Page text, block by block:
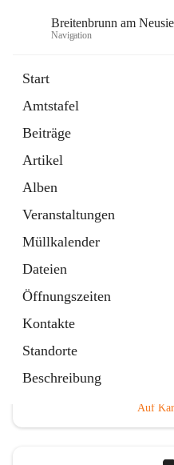
Breitenbrunn am
Navigation
Start
Amtstafel
Beiträge
Artikel
Alben
Veranstaltungen
Müllkalender
Dateien
Öffnungszeiten
Kontakte
Standorte
Beschreibung
18 Schnellzugriffe
Gemeindeservice
Auf